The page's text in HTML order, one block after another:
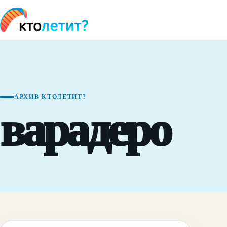
АРХИВ КТОЛЕТИТ?
варадеро